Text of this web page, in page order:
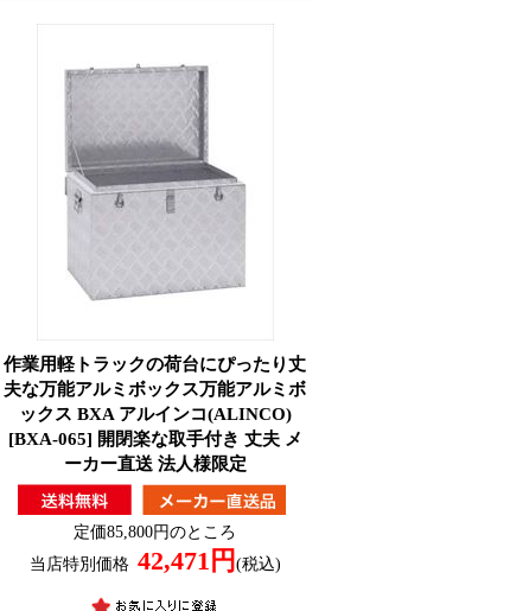
作業用軽トラックの荷台にぴったり丈
夫な万能アルミボックス万能アルミボ
ックス BXA アルインコ(ALINCO)
[BXA-065] 開閉楽な取手付き 丈夫 メ
ーカー直送 法人様限定
定価85,800円のところ
当店特別価格 42,471円 (税込)